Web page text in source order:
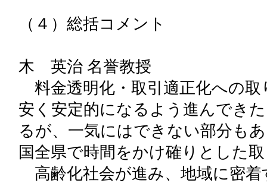
（４）総括コメント
木 英治 名誉教授
料金透明化・取引適正化への
安く安定的になるよう進んでき
るが、一気にはできない部分も
国全県で時間をかけ確りとした
高齢化社会が進み、地域に密